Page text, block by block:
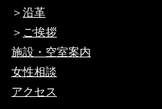
＞ 沿革
＞ ご挨拶
施設・空室案内
女性相談
アクセス